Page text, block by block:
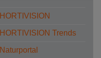
HORTIVISION
HORTIVISION Trends
Naturportal